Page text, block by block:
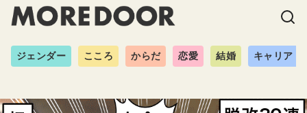
ジェンダー こころ からだ 恋愛 結婚 キャリア